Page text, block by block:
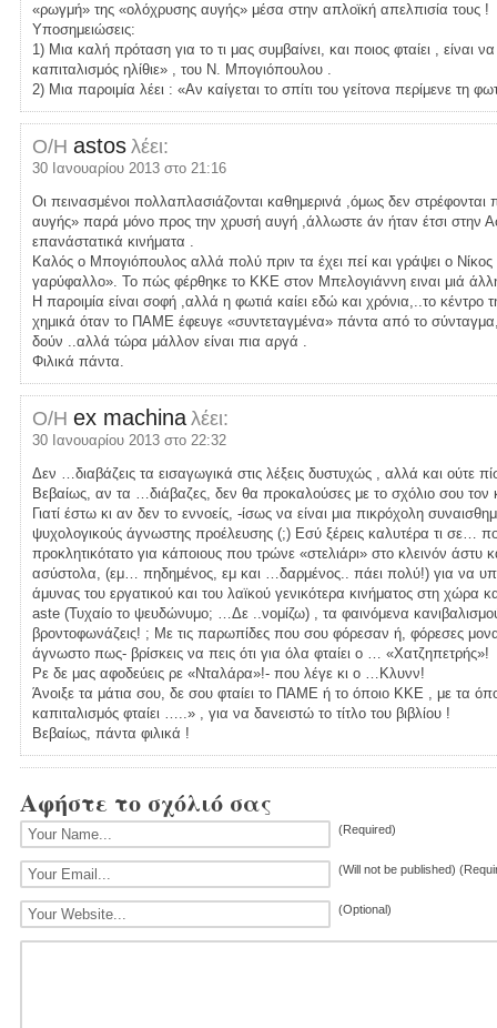
«ρωγμή» της «ολόχρυσης αυγής» μέσα στην απλοϊκή απελπισία τους !
Υποσημειώσεις:
1) Μια καλή πρόταση για το τι μας συμβαίνει, και ποιος φταίει , είναι
καπιταλισμός ηλίθιε» , του Ν. Μπογιόπουλου .
2) Μια παροιμία λέει : «Αν καίγεται το σπίτι του γείτονα περίμενε τη
Ο/Η astos λέει:
30 Ιανουαρίου 2013 στο 21:16
Οι πεινασμένοι πολλαπλασιάζονται καθημερινά ,όμως δεν
αυγής» παρά μόνο προς την χρυσή αυγή ,άλλωστε άν ήταν έτσι στην
επανάστατικά κινήματα .
Καλός ο Μπογιόπουλος αλλά πολύ πριν τα έχει πεί και γράψει ο
γαρύφαλλο». Το πώς φέρθηκε το ΚΚΕ στον Μπελογιάννη ειναι μιά
Η παροιμία είναι σοφή ,αλλά η φωτιά καίει εδώ και χρόνια,..το κέντρο
χημικά όταν το ΠΑΜΕ έφευγε «συντεταγμένα» πάντα από το
δούν ..αλλά τώρα μάλλον είναι πια αργά .
Φιλικά πάντα.
Ο/Η ex machina λέει:
30 Ιανουαρίου 2013 στο 22:32
Δεν …διαβάζεις τα εισαγωγικά στις λέξεις δυστυχώς , αλλά και ούτε
Βεβαίως, αν τα …διάβαζες, δεν θα προκαλούσες με το σχόλιο σου τον
Γιατί έστω κι αν δεν το εννοείς, -ίσως να είναι μια πικρόχολη
ψυχολογικούς άγνωστης προέλευσης (;) Εσύ ξέρεις καλυτέρα τι σε…
προκλητικότατο για κάποιους που τρώνε «στελιάρι» στο κλεινόν
ασύστολα, (εμ… πηδημένος, εμ και …δαρμένος.. πάει πολύ!) για να
άμυνας του εργατικού και του λαϊκού γενικότερα κινήματος στη χώρα
aste (Τυχαίο το ψευδώνυμο; …Δε ..νομίζω) , τα φαινόμενα
βροντοφωνάζεις! ; Με τις παρωπίδες που σου φόρεσαν ή, φόρεσες
άγνωστο πως- βρίσκεις να πεις ότι για όλα φταίει ο … «Χατζηπετρής»!
Ρε δε μας αφοδεύεις ρε «Νταλάρα»!- που λέγε κι ο …Κλυνν!
Άνοιξε τα μάτια σου, δε σου φταίει το ΠΑΜΕ ή το όποιο ΚΚΕ , με τα
καπιταλισμός φταίει …..» , για να δανειστώ το τίτλο του βιβλίου !
Βεβαίως, πάντα φιλικά !
Αφήστε το σχόλιό σας
(Required)
(Will not be published)
(Optional)